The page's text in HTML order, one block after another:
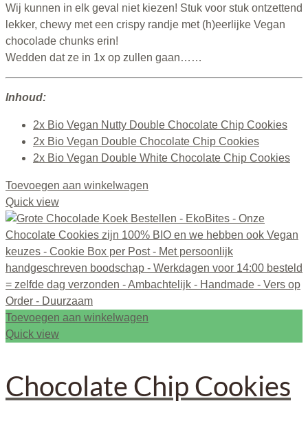
Wij kunnen in elk geval niet kiezen! Stuk voor stuk ontzettend
lekker, chewy met een crispy randje met (h)eerlijke Vegan
chocolade chunks erin!
Wedden dat ze in 1x op zullen gaan……
Inhoud:
2x Bio Vegan Nutty Double Chocolate Chip Cookies
2x Bio Vegan Double Chocolate Chip Cookies
2x Bio Vegan Double White Chocolate Chip Cookies
Toevoegen aan winkelwagen
Quick view
Toevoegen aan winkelwagen
Quick view
Chocolate Chip Cookies